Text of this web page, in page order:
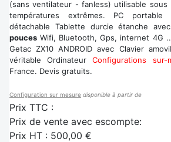
(sans ventilateur - fanless) utilisable
températures extrêmes. PC portable
détachable Tablette durcie étanche avec
pouces Wifi, Bluetooth, Gps, internet 4G
Getac ZX10 ANDROID avec Clavier
véritable OrdinateurConfigurations sur-
France. Devis gratuits.
Configuration sur mesure disponible à partir de
Prix TTC :
Prix de vente avec escompte:
Prix HT : 500,00 €